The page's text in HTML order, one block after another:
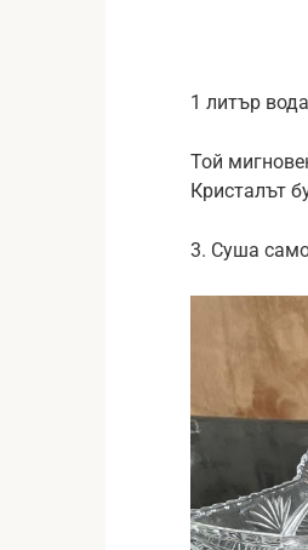
1 литър
Той
Кристалът
3. Суша